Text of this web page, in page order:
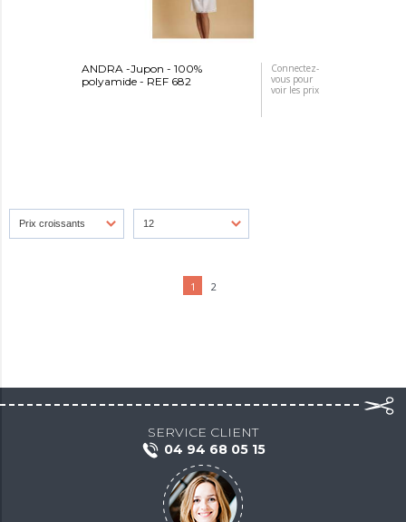
ANDRA -Jupon - 100%
polyamide - REF 682
Connectez-
vous pour
voir les prix
1 2
SERVICE CLIENT
04 94 68 05 15